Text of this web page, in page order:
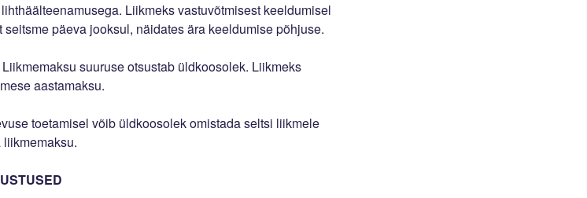
Liikmeks vastuvõtmisest keeldumisel
päeva jooksul, näidates ära keeldumise põhjuse.
suuruse otsustab üldkoosolek. Liikmeks
aastamaksu.
toetamisel võib üldkoosolek omistada seltsi liikmele